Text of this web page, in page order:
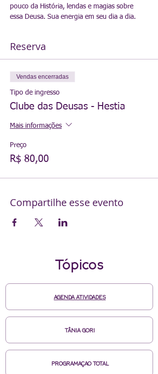
pouco da História, lendas e magias sobre
essa Deusa. Sua energia em seu dia a dia.
Reserva
Vendas encerradas
Tipo de ingresso
Clube das Deusas - Hestia
Mais informações
Preço
R$ 80,00
Compartilhe esse evento
Tópicos
AGENDA ATIVIDADES
TÂNIA GORI
PROGRAMAÇAO TOTAL